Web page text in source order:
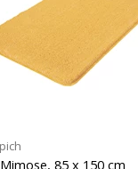
85 x 150 cm